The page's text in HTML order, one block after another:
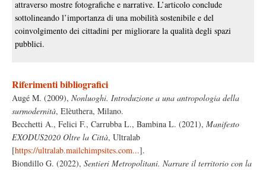
attraverso mostre fotografiche e narrative. L’articolo conclude
sottolineando l’importanza di una mobilità sostenibile e del
coinvolgimento dei cittadini per migliorare la qualità degli spazi
pubblici.
Riferimenti bibliografici
Augé M. (2009), Nonluoghi. Introduzione a una antropologia della
surmodernità, Elèuthera, Milano.
Becchetti A., Felici F., Carrubba L., Bambina L. (2021), Manifesto
EXODUS2020 Oltre la Città, Ultralab
[https://ultralab.mailchimpsites.com...].
Biondillo G. (2022), Sentieri Metropolitani. Narrare il territorio con la